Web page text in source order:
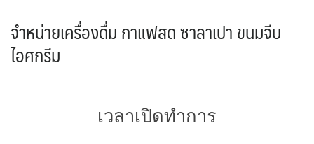
จำหน่ายเครื่องดื่ม กาแฟสด ซาลาเปา ขนมจีบ
ไอศกรีม
เวลาเปิดทำการ